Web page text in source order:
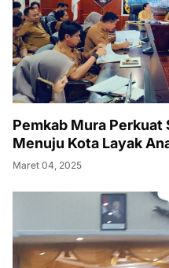
Pemkab Mura
Menuju Kota Layak
Maret 04, 2025